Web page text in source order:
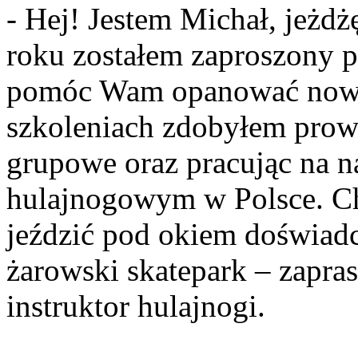
- Hej! Jestem Michał,
roku zostałem zaproszony
pomóc Wam opanować
szkoleniach zdobyłem
grupowe oraz pracując na
hulajnogowym w Polsce.
jeździć pod okiem
żarowski skatepark –
instruktor hulajnogi.